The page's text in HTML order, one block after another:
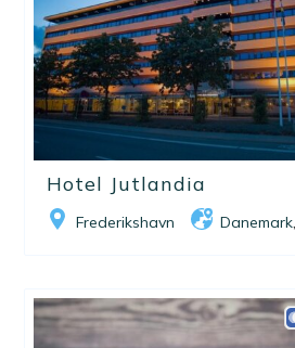
Hotel Jutlandia
Frederikshavn Danemark